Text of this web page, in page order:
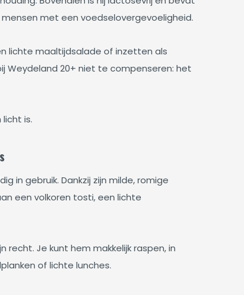
met een voedselovergevoeligheid.
lichte maaltijdsalade of inzetten als
Weydeland 20+ niet te compenseren: het
is.
in gebruik. Dankzij zijn milde, romige
een volkoren tosti, een lichte
Je kunt hem makkelijk raspen, in
of lichte lunches.